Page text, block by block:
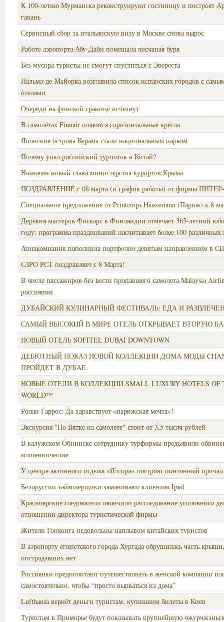
К 100-летию Мурманска реконструируют гостиницу и построят
гавань
Сервисный сбор за итальянскую визу в Москве снова вырос
Работе аэропорта Абу-Даби помешала песчаная буря
Без мусора туристы не смогут спуститься с Эвереста
Пальма-де-Майорка возглавила список испанских городов с
отелями
Очереди на финской границе исчезнут
В самолётах Finnair появятся горизонтальные кресла
Японские острова Керама стали национальным парком
Почему упал российский турпоток в Китай?
Назначен новый глава министерства курортов Крыма
ПОЗДРАВЛЕНИЕ с 08 марта (и график работы) от фирмы
Специальное предложение от Printemps Haussmann (Париж) к 8
Деревня мастеров Фискарс в Финляндии отмечает 365-летний
году: программа празднований насчитывает более 100
Авиакомпания пополнила портфолио девятым направлением в
СЗРО РСТ поздравляет с 8 Марта!
В числе пассажиров без вести пропавшего самолета Malaysia
россиянин
ДУБАЙСКИЙ КУЛИНАРНЫЙ ФЕСТИВАЛЬ: ЕДА И
САМЫЙ ВЫСОКИЙ В МИРЕ ОТЕЛЬ ОТКРЫВАЕТ ВТОРУЮ
НОВЫЙ ОТЕЛЬ SOFITEL DUBAI DOWNTOWN
ДЕБЮТНЫЙ ПОКАЗ НОВОЙ КОЛЛЕКЦИИ ДОМА МОДЫ
ПРОЙДЕТ В ДУБАЕ.
НОВЫЕ ОТЕЛИ В КОЛЛЕКЦИИ SMALL LUXURY HOTELS OF
WORLD™
Ролан Гаррос: Да здравствует «парижская мечта»!
Экскурсия "По Вятке на самолете" стоит от 3,5 тысяч рублей
В калужском Обнинске сотруднику турфирмы предъявили
мошенничестве
У центра активного отдыха «Ялгора» построят понтонный причал
Белоруссии таймшерщики заманивают клиентов Ipad
Красноярские следователи окончили расследование уголовного
отношении директора туристической фирмы
Жители Гонконга недовольны наплывом китайских туристов
В аэропорту египетского города Хургада обрушилась часть крыши,
пострадавших нет
Россиянки предпочитают путешествовать в женской компании
самостоятельно, чтобы “просто вырваться из дома”
Lufthansa вернёт деньги туристам, купившим билеты в Киев
Туристам в Приморье будут показывать крупнейшую